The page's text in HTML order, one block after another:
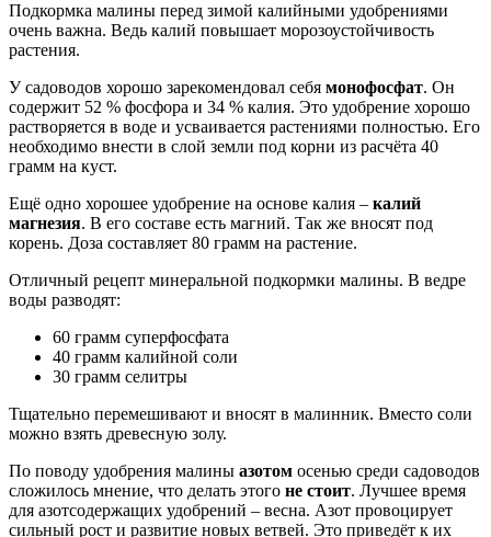
Подкормка малины перед зимой калийными удобрениями
очень важна. Ведь калий повышает морозоустойчивость
растения.
У садоводов хорошо зарекомендовал себя монофосфат. Он
содержит 52 % фосфора и 34 % калия. Это удобрение хорошо
растворяется в воде и усваивается растениями полностью. Его
необходимо внести в слой земли под корни из расчёта 40
грамм на куст.
Ещё одно хорошее удобрение на основе калия – калий
магнезия. В его составе есть магний. Так же вносят под
корень. Доза составляет 80 грамм на растение.
Отличный рецепт минеральной подкормки малины. В ведре
воды разводят:
60 грамм суперфосфата
40 грамм калийной соли
30 грамм селитры
Тщательно перемешивают и вносят в малинник. Вместо соли
можно взять древесную золу.
По поводу удобрения малины азотом осенью среди садоводов
сложилось мнение, что делать этого не стоит. Лучшее время
для азотсодержащих удобрений – весна. Азот провоцирует
сильный рост и развитие новых ветвей. Это приведёт к их